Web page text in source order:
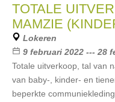
TOTALE
MAMZIE
Lokeren
9 februari 2022 --- 28
Totale uitverkoop, tal van
van baby-, kinder- en
beperkte